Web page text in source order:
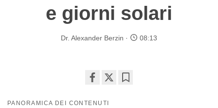
e giorni solari
Dr. Alexander Berzin 08:13
on
PANORAMICA DEI CONTENUTI